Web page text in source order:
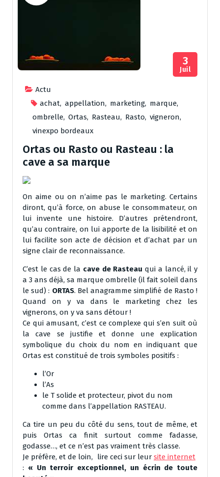
Actu
achat, appellation, marketing, marque,
ombrelle, Ortas, Rasteau, Rasto, vigneron,
vinexpo bordeaux
3
Juil
Ortas ou Rasto ou Rasteau : la
cave a sa marque
On aime ou on n’aime pas le marketing. Certains
diront, qu’à force, on abuse le consommateur, on
lui invente une histoire. D’autres prétendront,
qu’au contraire, on lui apporte de la lisibilité et on
lui facilite son acte de décision et d’achat par un
signe clair de reconnaissance.
C’est le cas de la cave de Rasteau qui a lancé, il y
a 3 ans déjà, sa marque ombrelle (il fait soleil dans
le sud) : ORTAS. Bel anagramme simplifié de Rasto !
Quand on y va dans le marketing chez les
vignerons, on y va sans détour !
Ce qui amusant, c’est ce complexe qui s’en suit où
la cave se justifie et donne une explication
symbolique du choix du nom en indiquant que
Ortas est constitué de trois symboles positifs :
l’Or
l’As
le T solide et protecteur, pivot du nom
comme dans l’appellation RASTEAU.
Ca tire un peu du côté du sens, tout de même, et
puis Ortas ca finit surtout comme fadasse,
godasse…, et ce n’est pas vraiment très classe.
Je préfère, et de loin, lire ceci sur leur site internet
: « Un terroir exceptionnel, un écrin de toute